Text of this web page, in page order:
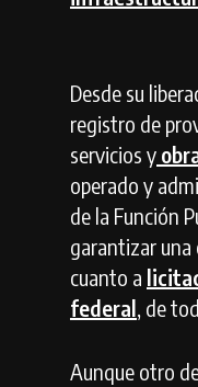
Desde su
registro de
servicios y
operado y
de la Función
garantizar una
cuanto a
federal, de
Aunque otro